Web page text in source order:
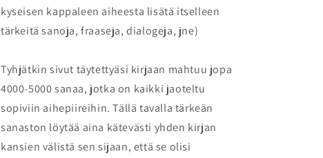
kyseisen kappaleen aiheesta lisätä itselleen
tärkeitä sanoja, fraaseja, dialogeja, jne)
Tyhjätkin sivut täytettyäsi kirjaan mahtuu jopa
4000-5000 sanaa, jotka on kaikki jaoteltu
sopiviin aihepiireihin. Tällä tavalla tärkeän
sanaston löytää aina kätevästi yhden kirjan
kansien välistä sen sijaan, että se olisi